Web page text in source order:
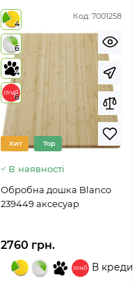
Код: 7001258
4
6
4
6
Хит Top
В наявності
Обробна дошка Blanco
239449 аксесуар
2760 грн.
В кредит